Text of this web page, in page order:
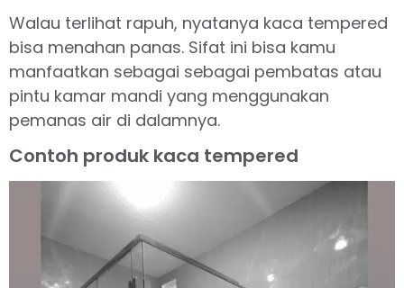
Walau terlihat rapuh, nyatanya kaca tempered
bisa menahan panas. Sifat ini bisa kamu
manfaatkan sebagai sebagai pembatas atau
pintu kamar mandi yang menggunakan
pemanas air di dalamnya.
Contoh produk kaca tempered